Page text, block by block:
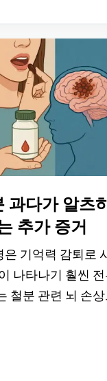
과다가 알츠
추가 증거
기억력 감퇴로
나타나기 훨씬
철분 관련 뇌 손